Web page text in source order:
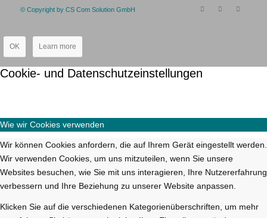
© Copyright by CS Com Solution GmbH
OK Learn more
Cookie- und Datenschutzeinstellungen
Wie wir Cookies verwenden
Wir können Cookies anfordern, die auf Ihrem Gerät eingestellt werden.
Wir verwenden Cookies, um uns mitzuteilen, wenn Sie unsere
Websites besuchen, wie Sie mit uns interagieren, Ihre Nutzererfahrung
verbessern und Ihre Beziehung zu unserer Website anpassen.
Klicken Sie auf die verschiedenen Kategorienüberschriften, um mehr